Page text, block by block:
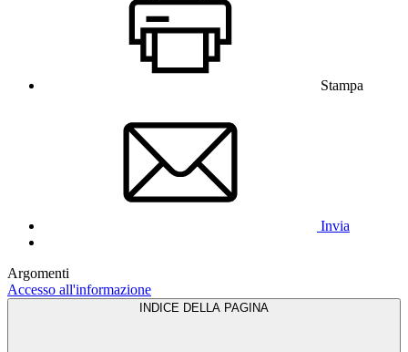
Stampa
Invia
Argomenti
Accesso all'informazione
INDICE DELLA PAGINA